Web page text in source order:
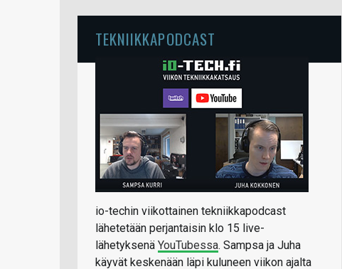
TEKNIIKKAPODCAST
io-techin viikottainen tekniikkapodcast
lähetetään perjantaisin klo 15 live-
lähetyksenä YouTubessa. Sampsa ja Juha
käyvät keskenään läpi kuluneen viikon ajalta